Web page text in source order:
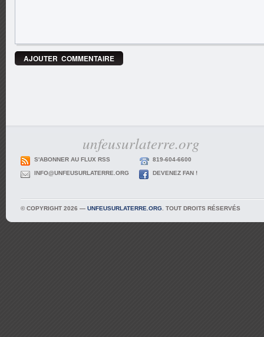
unfeusurlaterre.org
S'ABONNER AU FLUX RSS 819-604-6600
INFO@UNFEUSURLATERRE.ORG DEVENEZ FAN !
© COPYRIGHT 2026 — UNFEUSURLATERRE.ORG . TOUT DROITS RÉSERVÉS